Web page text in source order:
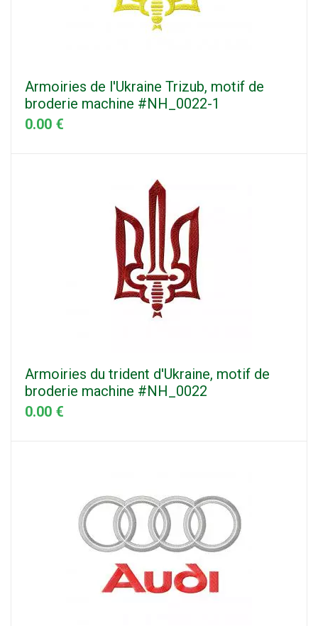
Armoiries de l'Ukraine Trizub, motif de
broderie machine #NH_0022-1
0.00 €
Armoiries du trident d'Ukraine, motif de
broderie machine #NH_0022
0.00 €